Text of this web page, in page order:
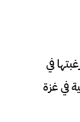
في
في غزة